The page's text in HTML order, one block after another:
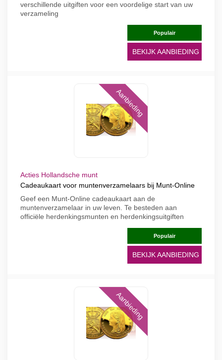
verschillende uitgiften voor een voordelige start van uw
verzameling
Populair
BEKIJK AANBIEDING
Aanbieding
Acties Hollandsche munt
Cadeaukaart voor muntenverzamelaars bij Munt-Online
Geef een Munt-Online cadeaukaart aan de
muntenverzamelaar in uw leven. Te besteden aan
officiële herdenkingsmunten en herdenkingsuitgiften
Populair
BEKIJK AANBIEDING
Aanbieding